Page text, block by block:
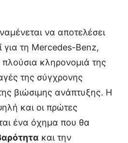
να αποτελέσει
για τη Mercedes-Benz,
κληρονομιά της
της σύγχρονης
βιώσιμης ανάπτυξης. Η
και οι πρώτες
ένα όχημα που θα
και την